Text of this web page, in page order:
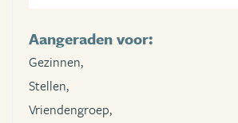
Aangeraden voor:
Gezinnen,
Stellen,
Vriendengroep,